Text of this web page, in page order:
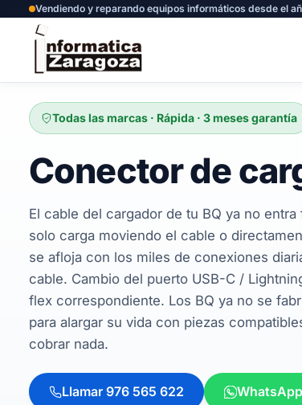
Vendiendo y reparando equipos informáticos desde el
Todas las marcas · Rápida · 3 meses garantía
Conector de
El cable del cargador de tu BQ ya no
solo carga moviendo el cable o
se afloja con los miles de conexiones
cable. Cambio del puerto USB-C /
flex correspondiente. Los BQ ya no se
para alargar su vida con piezas
cobrar nada.
Llamar 976 565 622